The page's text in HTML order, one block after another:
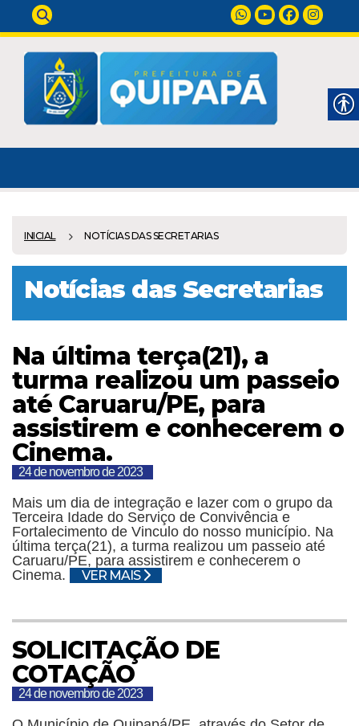
INICIAL NOTÍCIAS DAS SECRETARIAS
Notícias das Secretarias
Na última terça(21), a
turma realizou um passeio
até Caruaru/PE, para
assistirem e conhecerem o
Cinema.
24 de novembro de 2023
Mais um dia de integração e lazer com o grupo da
Terceira Idade do Serviço de Convivência e
Fortalecimento de Vinculo do nosso município. Na
última terça(21), a turma realizou um passeio até
Caruaru/PE, para assistirem e conhecerem o
Cinema.
VER MAIS
SOLICITAÇÃO DE
COTAÇÃO
24 de novembro de 2023